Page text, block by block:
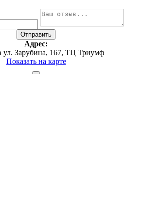
Адрес:
ул. Зарубина, 167, ТЦ Триумф
Показать на карте